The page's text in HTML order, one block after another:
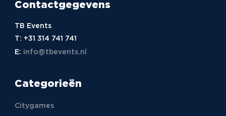
Contactgegevens
TB Events
T: +31 314 741 741
E: info@tbevents.nl
Categorieën
Citygames